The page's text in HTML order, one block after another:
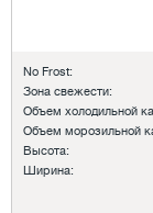
No Frost:
Зона свежести:
Объем холодильной
Объем морозильной
Высота:
Ширина: